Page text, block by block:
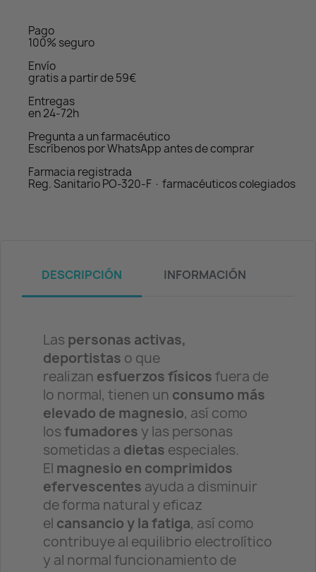
Pago
100% seguro
Envío
gratis a partir de 59€
Entregas
en 24-72h
Pregunta a un farmacéutico
Escríbenos por WhatsApp antes de comprar
Farmacia registrada
Reg. Sanitario PO-320-F · farmacéuticos colegiados
DESCRIPCIÓN INFORMACIÓN
Las personas activas,
deportistas o que
realizan esfuerzos físicosfuera de
lo normal, tienen un consumo más
elevado de magnesio, así como
losfumadores y las personas
sometidas a dietas especiales.
El magnesio en comprimidos
efervescentes ayuda a disminuir
de forma natural y eficaz
el cansancio y la fatiga, así como
contribuye al equilibrio electrolítico
y al normal funcionamiento de